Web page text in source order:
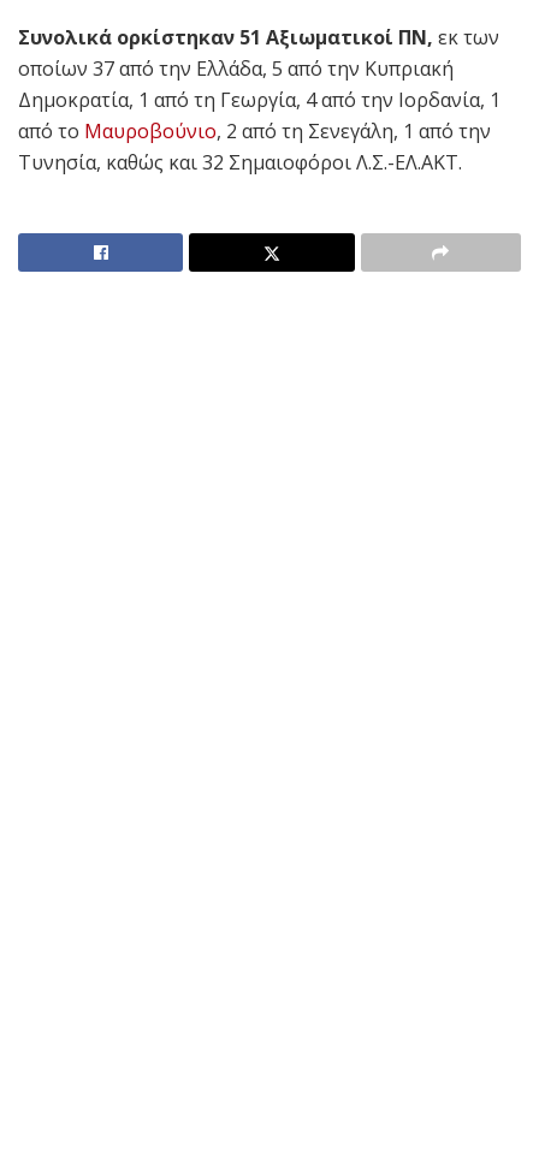
Συνολικά ορκίστηκαν 51 Αξιωματικοί ΠΝ, εκ των
οποίων 37 από την Ελλάδα, 5 από την Κυπριακή
Δημοκρατία, 1 από τη Γεωργία, 4 από την Ιορδανία, 1
από το Μαυροβούνιο, 2 από τη Σενεγάλη, 1 από την
Τυνησία, καθώς και 32 Σημαιοφόροι Λ.Σ.-ΕΛ.ΑΚΤ.